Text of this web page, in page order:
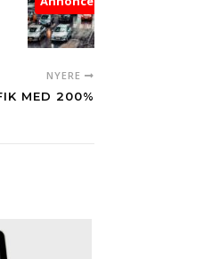
NYERE
MED 200%